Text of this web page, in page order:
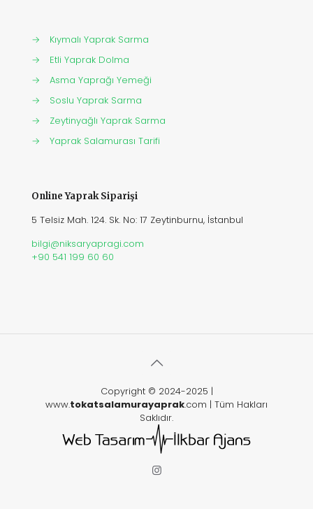
→
Kıymalı Yaprak Sarma
→
Etli Yaprak Dolma
→
Asma Yaprağı Yemeği
→
Soslu Yaprak Sarma
→
Zeytinyağlı Yaprak Sarma
→
Yaprak Salamurası Tarifi
Online Yaprak Siparişi
5 Telsiz Mah. 124. Sk. No: 17 Zeytinburnu, İstanbul
bilgi@niksaryapragi.com
+90 541 199 60 60
Copyright © 2024-2025 |
www.tokatsalamurayaprak.com | Tüm Hakları
Saklıdır.